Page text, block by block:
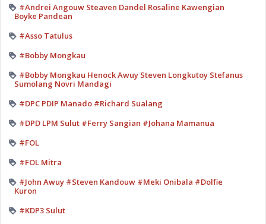
#Andrei Angouw Steaven Dandel Rosaline Kawengian
Boyke Pandean
#Asso Tatulus
#Bobby Mongkau
#Bobby Mongkau Henock Awuy Steven Longkutoy Stefanus
Sumolang Novri Mandagi
#DPC PDIP Manado #Richard Sualang
#DPD LPM Sulut #Ferry Sangian #Johana Mamanua
#FOL
#FOL Mitra
#John Awuy #Steven Kandouw #Meki Onibala #Dolfie
Kuron
#KDP3 Sulut